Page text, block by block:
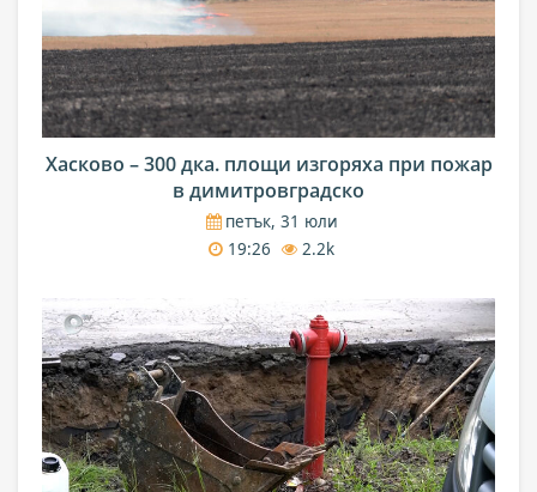
Хасково – 300 дка. площи изгоряха при пожар
в димитровградско
петък, 31 юли
19:26
2.2k